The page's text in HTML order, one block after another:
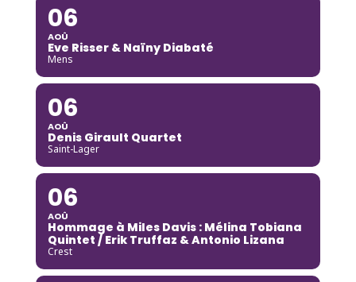
06
AOÛ
Eve Risser & Naïny Diabaté
Mens
06
AOÛ
Denis Girault Quartet
Saint-Lager
06
AOÛ
Hommage à Miles Davis : Mélina Tobiana
Quintet / Erik Truffaz & Antonio Lizana
Crest